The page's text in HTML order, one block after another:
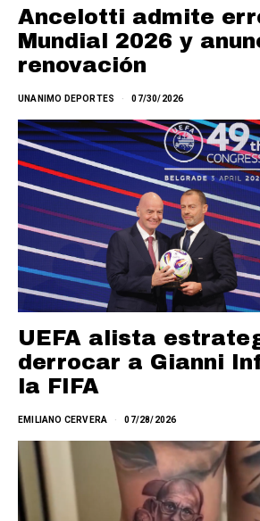
Ancelotti admite
Mundial 2026 y
renovación
UNANIMO DEPORTES 07/30/2026
UEFA alista
derrocar a Gianni
la FIFA
EMILIANO CERVERA 07/28/2026